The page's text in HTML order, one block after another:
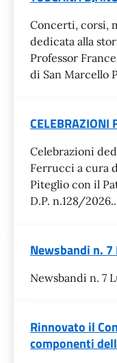
Concerti, corsi,
dedicata alla
Professor
di San Marcello
CELEBRAZIONI
Celebrazioni
Ferrucci a cura
Piteglio con il
D.P. n.128/
Newsbandi n.
Newsbandi n. 7
Rinnovato il
componenti